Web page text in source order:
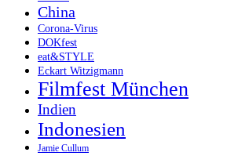
China
Corona-Virus
DOKfest
eat&STYLE
Eckart Witzigmann
Filmfest München
Indien
Indonesien
Jamie Cullum